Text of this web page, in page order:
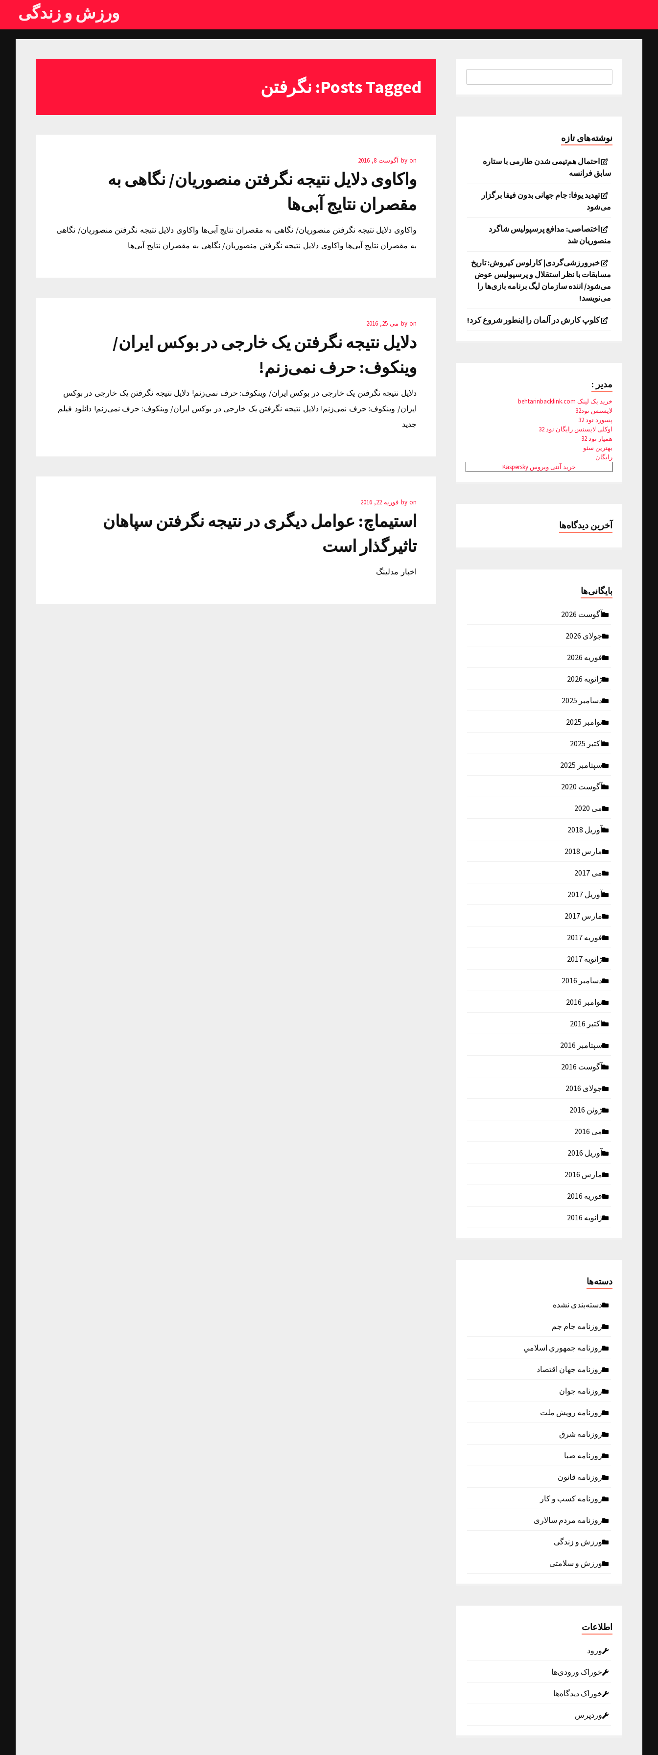
ورزش و زندگی
Posts Tagged: نگرفتن
by on آگوست 8, 2016
واکاوی دلایل نتیجه نگرفتن منصوریان/ نگاهی به
مقصران نتایج آبی‌ها
واکاوی دلایل نتیجه نگرفتن منصوریان/ نگاهی به مقصران نتایج آبی‌ها واکاوی دلایل نتیجه نگرفتن منصوریان/ نگاهی
به مقصران نتایج آبی‌ها واکاوی دلایل نتیجه نگرفتن منصوریان/ نگاهی به مقصران نتایج آبی‌ها
by on می 25, 2016
دلایل نتیجه نگرفتن یک خارجی در بوکس ایران/
وینکوف: حرف نمی‌زنم!
دلایل نتیجه نگرفتن یک خارجی در بوکس ایران/ وینکوف: حرف نمی‌زنم! دلایل نتیجه نگرفتن یک خارجی در بوکس
ایران/ وینکوف: حرف نمی‌زنم! دلایل نتیجه نگرفتن یک خارجی در بوکس ایران/ وینکوف: حرف نمی‌زنم! دانلود فیلم
جدید
by on فوریه 22, 2016
استیماچ: عوامل دیگری در نتیجه نگرفتن سپاهان
تاثیرگذار است
اخبار مدلینگ
نوشته‌های تازه
احتمال هم‌تیمی شدن طارمی با ستاره
سابق فرانسه
تهدید یوفا: جام جهانی بدون فیفا برگزار
می‌شود
اختصاصی: مدافع پرسپولیس شاگرد
منصوریان شد
خبرورزشی‌گردی| کارلوس کیروش: تاریخ
مسابقات با نظر استقلال و پرسپولیس عوض
می‌شود/ اننده سازمان لیگ برنامه بازی‌ها را
می‌نویسد!
کلوپ کارش در آلمان را اینطور شروع کرد!
مدیر :
خرید بک لینک behtarinbacklink.com
لایسنس نود32
پسورد نود 32
اوکلی لایسنس رایگان نود 32
همیار نود 32
بهترین سئو
رایگان
خرید آنتی ویروس Kaspersky
آخرین دیدگاه‌ها
بایگانی‌ها
آگوست 2026
جولای 2026
فوریه 2026
ژانویه 2026
دسامبر 2025
نوامبر 2025
اکتبر 2025
سپتامبر 2025
آگوست 2020
می 2020
آوریل 2018
مارس 2018
می 2017
آوریل 2017
مارس 2017
فوریه 2017
ژانویه 2017
دسامبر 2016
نوامبر 2016
اکتبر 2016
سپتامبر 2016
آگوست 2016
جولای 2016
ژوئن 2016
می 2016
آوریل 2016
مارس 2016
فوریه 2016
ژانویه 2016
دسته‌ها
دسته‌بندی نشده
روزنامه جام جم
روزنامه جمهوري اسلامي
روزنامه جهان اقتصاد
روزنامه جوان
روزنامه رویش ملت
روزنامه شرق
روزنامه صبا
روزنامه قانون
روزنامه كسب و كار
روزنامه مردم سالاری
ورزش و زندگی
ورزش و سلامتی
اطلاعات
ورود
خوراک ورودی‌ها
خوراک دیدگاه‌ها
وردپرس